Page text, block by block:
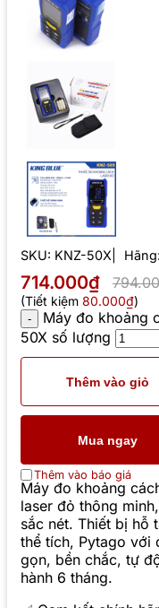
SKU: KNZ-50X Hãng:
714.000₫
(Tiết kiệm 80.000₫)
Máy đo khoảng
50X số lượng
Thêm vào giỏ
Mua ngay
Thêm vào báo giá
Máy đo khoảng
laser đỏ thông
sắc nét. Thiết bị hỗ
thể tích, Pytago với
gọn, bền chắc, tự
hành 6 tháng.